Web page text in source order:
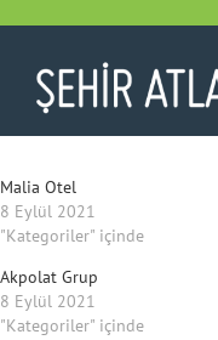
content
ŞEHIR HARITASI
ŞEHIRLER
Malia Otel
8 Eylül 2021
"Kategoriler" içinde
Akpolat Grup
8 Eylül 2021
"Kategoriler" içinde